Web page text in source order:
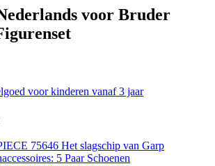
voor Bruder
voor kinderen vanaf 3 jaar
75646 Het slagschip van Garp
5 Paar Schoenen